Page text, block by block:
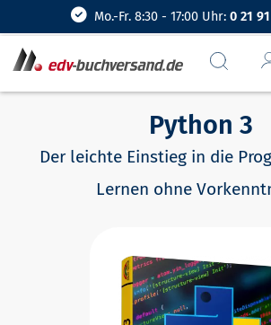
Mo.-Fr. 8:30 - 17:00 Uhr: 0 21
Python 3
Der leichte Einstieg in die
Lernen ohne